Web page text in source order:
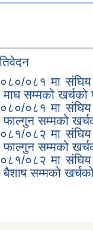
०८१ मा
सम्मको खर्चको
०८१ मा
सम्मको
०८२ मा
सम्मको
०८२ मा
सम्मको खर्चको